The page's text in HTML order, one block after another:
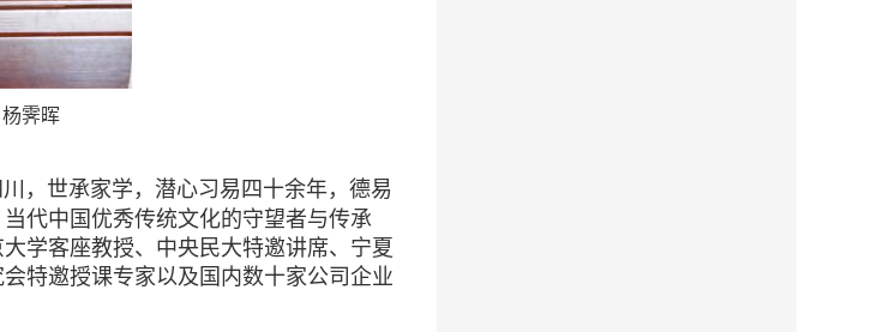
霁晖
，世承家学，潜心习易四十余年，德易
代中国优秀传统文化的守望者与传承
学客座教授、中央民大特邀讲席、宁夏
特邀授课专家以及国内数十家公司企业